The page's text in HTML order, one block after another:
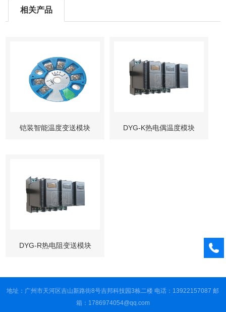
相关产品
铠装智能温度变送模块 DYG-K热电偶温度模块
DYG-R热电阻变送模块
地址：广州市天河区吉山新路街8号吉邦科技园3栋二楼 电话：13922157087 邮
箱：1786974054@qq.com